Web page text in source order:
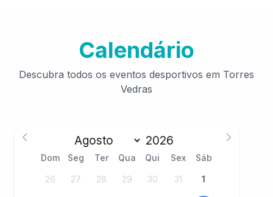
Calendário
Descubra todos os eventos desportivos em Torres
Vedras
Dom Seg Ter Qua Qui Sex Sáb
26 27 28 29 30 31 1